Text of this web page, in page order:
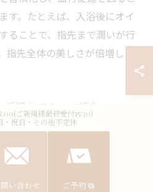
す。たとえば、入浴後にオイ
ることで、指先まで潤いが行
先全体の美しさが倍増しま
肌ケアのコツ紹介
日のちょっとした工夫で続け
は、無理なく継続できる方法
、爪切りはやすりを使い丁寧
必ず保湿する、寝る前にキュ
ご新規様最終受付15:30)
・祝日・その他不定休
い合わせ ご予約